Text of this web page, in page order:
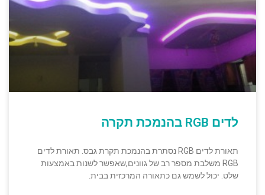
לדים RGB בהנמכת תקרה
תאורת לדים RGB נסתרת בהנמכת תקרת גבס. תאורת לדים
RGB משלבת מספר רב של גוונים,שאפשר לשנות באמצעות
שלט. יכול לשמש גם כתאורה המרכזית בבית.